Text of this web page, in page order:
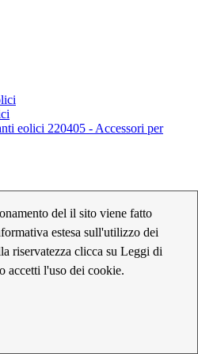
del il sito viene fatto
estesa sull'utilizzo dei
riservatezza clicca su Leggi di
accetti l'uso dei cookie.
eolici 220405 - Accessori per
fotovoltaici
per impianti fotovoltaici
e configurazione per impianti
fotovoltaici